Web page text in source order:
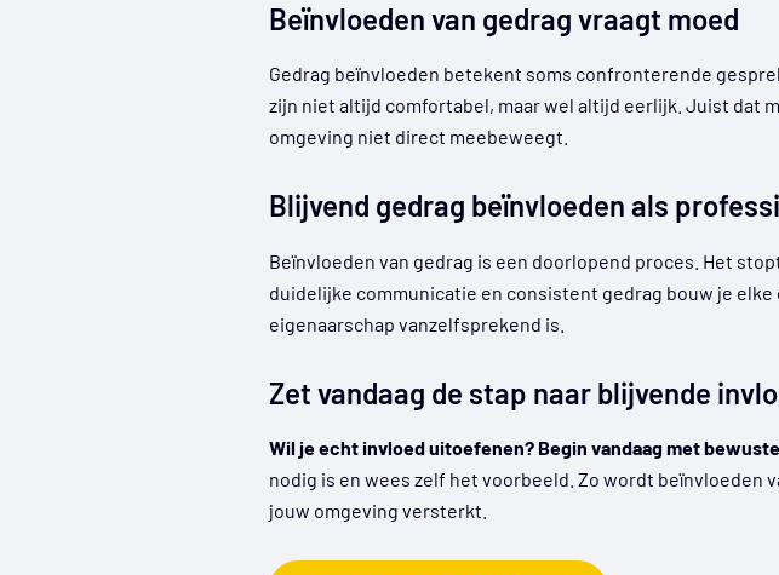
Beïnvloeden van gedrag vraagt moed
Gedrag beïnvloeden betekent soms confronterende
zijn niet altijd comfortabel, maar wel altijd eerlijk. Juist dat
omgeving niet direct meebeweegt.
Blijvend gedrag beïnvloeden als
Beïnvloeden van gedrag is een doorlopend proces. Het
duidelijke communicatie en consistent gedrag bouw je
eigenaarschap vanzelfsprekend is.
Zet vandaag de stap naar blijvende
Wil je echt invloed uitoefenen? Begin vandaag met
nodig is en wees zelf het voorbeeld. Zo wordt beïnvloeden
jouw omgeving versterkt.